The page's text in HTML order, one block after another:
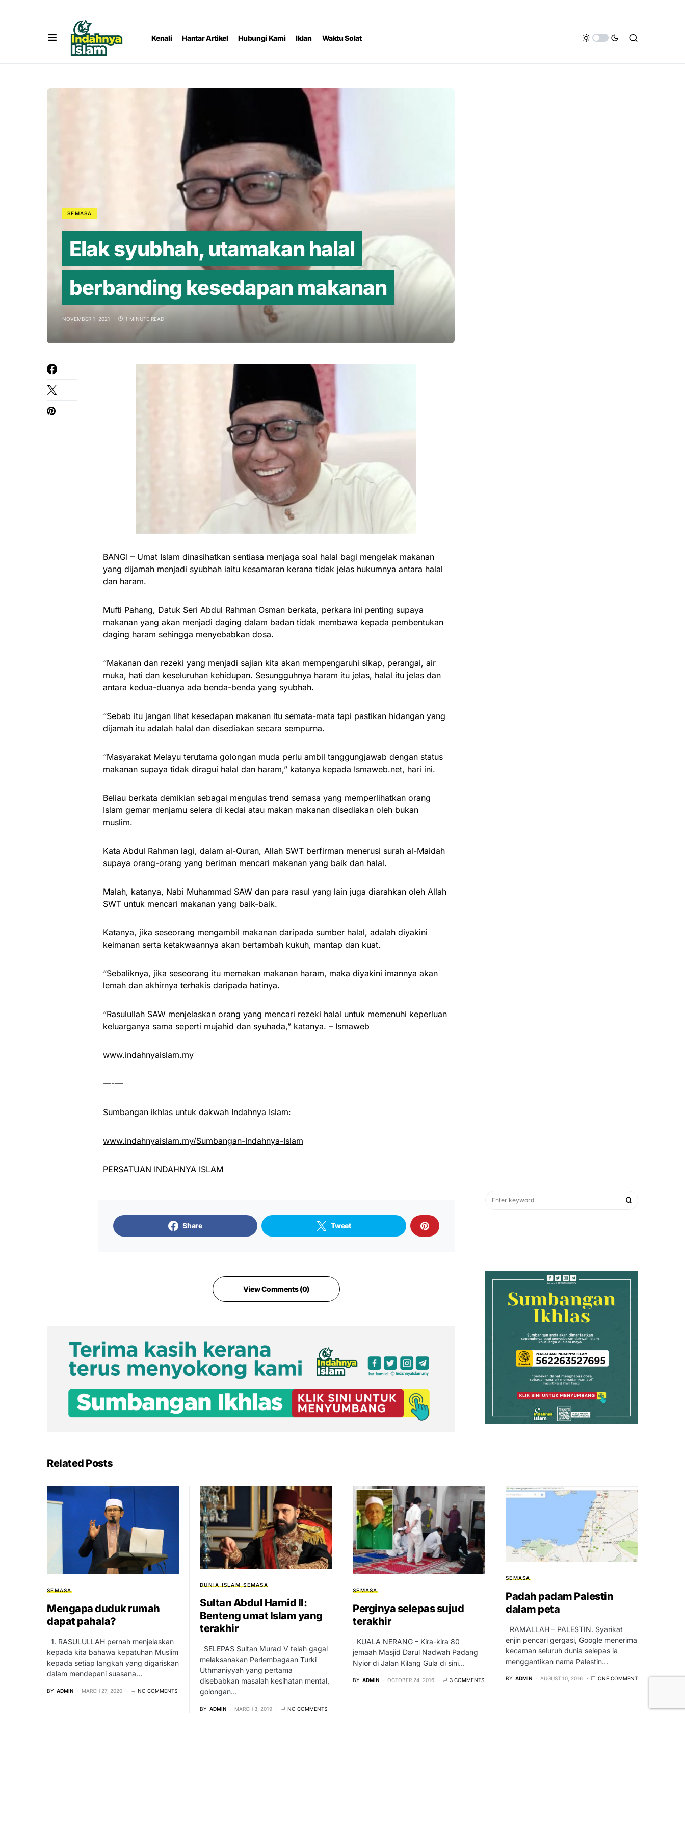
Kenali Hantar Artikel Hubungi Kami Iklan Waktu Solat
SEMASA
Elak syubhah, utamakan halal
berbanding kesedapan makanan
NOVEMBER 1, 2021 1 MINUTE READ
BANGI – Umat Islam dinasihatkan sentiasa menjaga soal halal bagi mengelak makanan
yang dijamah menjadi syubhah iaitu kesamaran kerana tidak jelas hukumnya antara halal
dan haram.
Mufti Pahang, Datuk Seri Abdul Rahman Osman berkata, perkara ini penting supaya
makanan yang akan menjadi daging dalam badan tidak membawa kepada pembentukan
daging haram sehingga menyebabkan dosa.
“Makanan dan rezeki yang menjadi sajian kita akan mempengaruhi sikap, perangai, air
muka, hati dan keseluruhan kehidupan. Sesungguhnya haram itu jelas, halal itu jelas dan
antara kedua-duanya ada benda-benda yang syubhah.
“Sebab itu jangan lihat kesedapan makanan itu semata-mata tapi pastikan hidangan yang
dijamah itu adalah halal dan disediakan secara sempurna.
“Masyarakat Melayu terutama golongan muda perlu ambil tanggungjawab dengan status
makanan supaya tidak diragui halal dan haram,” katanya kepada Ismaweb.net, hari ini.
Beliau berkata demikian sebagai mengulas trend semasa yang memperlihatkan orang
Islam gemar menjamu selera di kedai atau makan makanan disediakan oleh bukan
muslim.
Kata Abdul Rahman lagi, dalam al-Quran, Allah SWT berfirman menerusi surah al-Maidah
supaya orang-orang yang beriman mencari makanan yang baik dan halal.
Malah, katanya, Nabi Muhammad SAW dan para rasul yang lain juga diarahkan oleh Allah
SWT untuk mencari makanan yang baik-baik.
Katanya, jika seseorang mengambil makanan daripada sumber halal, adalah diyakini
keimanan serta ketakwaannya akan bertambah kukuh, mantap dan kuat.
“Sebaliknya, jika seseorang itu memakan makanan haram, maka diyakini imannya akan
lemah dan akhirnya terhakis daripada hatinya.
“Rasulullah SAW menjelaskan orang yang mencari rezeki halal untuk memenuhi keperluan
keluarganya sama seperti mujahid dan syuhada,” katanya. – Ismaweb
www.indahnyaislam.my
—-—
Sumbangan ikhlas untuk dakwah Indahnya Islam:
www.indahnyaislam.my/Sumbangan-Indahnya-Islam
PERSATUAN INDAHNYA ISLAM
Share Tweet
View Comments (0)
Related Posts
SEMASA
Mengapa duduk rumah
dapat pahala?
1. RASULULLAH pernah menjelaskan
kepada kita bahawa kepatuhan Muslim
kepada setiap langkah yang digariskan
dalam mendepani suasana…
BY ADMIN MARCH 27, 2020 NO COMMENTS
DUNIA ISLAM SEMASA
Sultan Abdul Hamid II:
Benteng umat Islam yang
terakhir
SELEPAS Sultan Murad V telah gagal
melaksanakan Perlembagaan Turki
Uthmaniyyah yang pertama
disebabkan masalah kesihatan mental,
golongan…
BY ADMIN MARCH 3, 2019 NO COMMENTS
SEMASA
Perginya selepas sujud
terakhir
KUALA NERANG – Kira-kira 80
jemaah Masjid Darul Nadwah Padang
Nyior di Jalan Kilang Gula di sini…
BY ADMIN OCTOBER 24, 2016 3 COMMENTS
SEMASA
Padah padam Palestin
dalam peta
RAMALLAH – PALESTIN. Syarikat
enjin pencari gergasi, Google menerima
kecaman seluruh dunia selepas ia
menggantikan nama Palestin…
BY ADMIN AUGUST 10, 2016 ONE COMMENT